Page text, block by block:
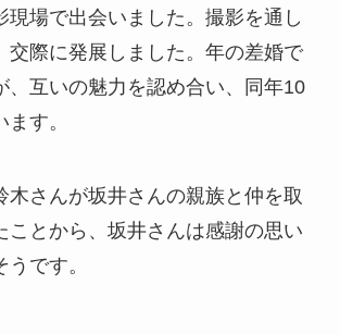
現場で出会いました。撮影を通し
交際に発展しました。年の差婚で
、互いの魅力を認め合い、同年10
す。
木さんが坂井さんの親族と仲を取
ことから、坂井さんは感謝の思い
です。